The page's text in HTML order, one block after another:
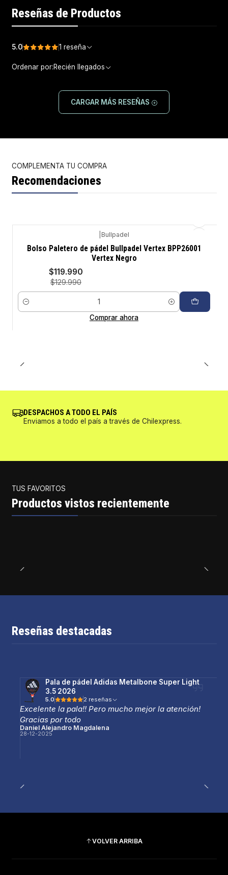
Reseñas de Productos
5.0 1 reseña
Ordenar por:Recién llegados
CARGAR MÁS RESEÑAS
COMPLEMENTA TU COMPRA
Recomendaciones
-8%
Bullpadel
Bolso Paletero de pádel Bullpadel Vertex BPP26001
Vertex Negro
$119.990
$129.990
Cantidad
Comprar ahora
DESPACHOS A TODO EL PAÍS
Enviamos a todo el país a través de Chilexpress.
TUS FAVORITOS
Productos vistos recientemente
Reseñas destacadas
Pala de pádel Adidas Metalbone Super Light
3.5 2026
5.0 2 reseñas
Excelente la pala!! Pero mucho mejor la atención!
Gracias por todo
Daniel Alejandro Magdalena
28-12-2025
VOLVER ARRIBA